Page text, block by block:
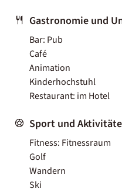
Gastronomie und
Bar: Pub
Café
Animation
Kinderhochstuhl
Restaurant: im Hotel
Sport und
Fitness: Fitnessraum
Golf
Wandern
Ski